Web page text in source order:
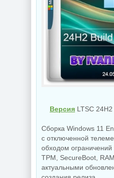
Версия LTSC 24Н2
Сборка Windows 11
с отключенной
обходом ограничений
TPM, SecureBoot,
актуальными